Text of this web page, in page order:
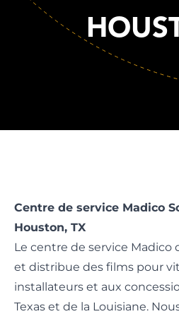
Centre de service Madico
Houston, TX
Le centre de service Madico
et distribue des films pour
installateurs et aux
Texas et de la Louisiane.